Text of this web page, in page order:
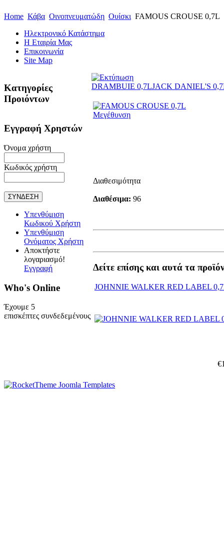
Home Κάβα Οινοπνευματώδη Ουίσκι FAMOUS CROUSE 0,7L
Ηλεκτρονικό Κατάστημα
Η Εταιρία Μας
Επικοινωνία
Site Map
Κατηγορίες
Προιόντων
Εγγραφή Χρηστών
Όνομα χρήστη
Κωδικός χρήστη
Υπενθύμιση
Κωδικού Χρήστη
Υπενθύμιση
Ονόματος Χρήστη
Αποκτήστε
λογαριασμό!
Εγγραφή
Who's Online
Έχουμε 5
επισκέπτες συνδεδεμένους
DRAMBUIE 0,7LJACK DANIEL'S
Μεγέθυνση
Διαθεσιμότητα
Διαθέσιμα: 96
Δείτε επίσης και αυτά τα
JOHNNIE WALKER RED LABEL